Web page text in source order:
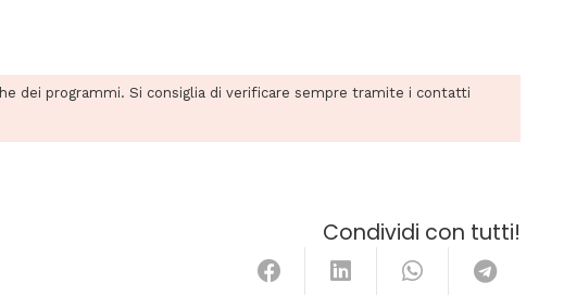
dei programmi. Si consiglia di verificare sempre tramite i contatti
Condividi con tutti!